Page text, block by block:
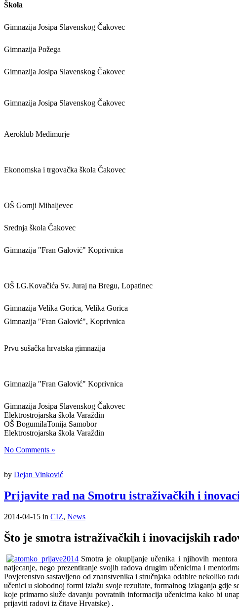
Škola
Gimnazija Josipa Slavenskog Čakovec
Gimnazija Požega
Gimnazija Josipa Slavenskog Čakovec
Gimnazija Josipa Slavenskog Čakovec
Aeroklub Međimurje
Ekonomska i trgovačka škola Čakovec
OŠ Gornji Mihaljevec
Srednja škola Čakovec
Gimnazija "Fran Galović" Koprivnica
OŠ I.G.Kovačića Sv. Juraj na Bregu, Lopatinec
Gimnazija Velika Gorica, Velika Gorica
Gimnazija "Fran Galović", Koprivnica
Prvu sušačka hrvatska gimnazija
Gimnazija "Fran Galović" Koprivnica
Gimnazija Josipa Slavenskog Čakovec
Elektrostrojarska škola Varaždin
OŠ BogumilaTonija Samobor
Elektrostrojarska škola Varaždin
No Comments »
by Dejan Vinković
Prijavite rad na Smotru istraživačkih i
2014-04-15 in CIZ, News
Što je smotra istraživačkih i inovacijskih
Smotra je okupljanje učenika i njihovih
natjecanje, nego prezentiranje svojih radova drugim učenicima i
Povjerenstvo sastavljeno od znanstvenika i stručnjaka odabire nekoliko
učenici u slobodnoj formi izlažu svoje rezultate, formalnog izlaganja gdje
koje primarno služe davanju povratnih informacija učenicima kako bi
prijaviti radovi iz čitave Hrvatske) .